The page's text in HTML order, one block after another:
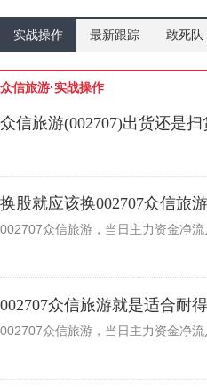
实战操作 最新跟踪 敢死队
众信旅游·实战操作
众信旅游(002707)出货还是
换股就应该换002707众信旅
002707众信旅游，当日主力资金净
002707众信旅游就是适合耐
002707众信旅游，当日主力资金净